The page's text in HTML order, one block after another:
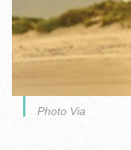
Photo Via